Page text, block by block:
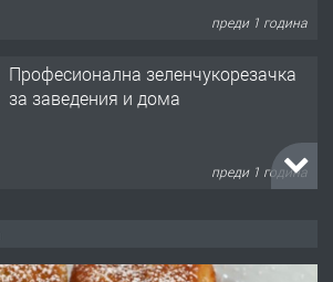
преди 1 година
Професионална зеленчукорезачка
за заведения и дома
преди 1 година